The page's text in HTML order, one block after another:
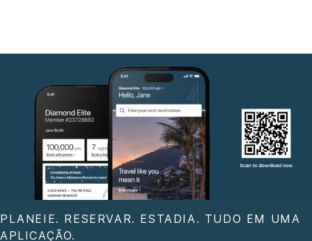
PLANEIE. RESERVAR. ESTADIA. TUDO EM UMA
APLICAÇÃO.